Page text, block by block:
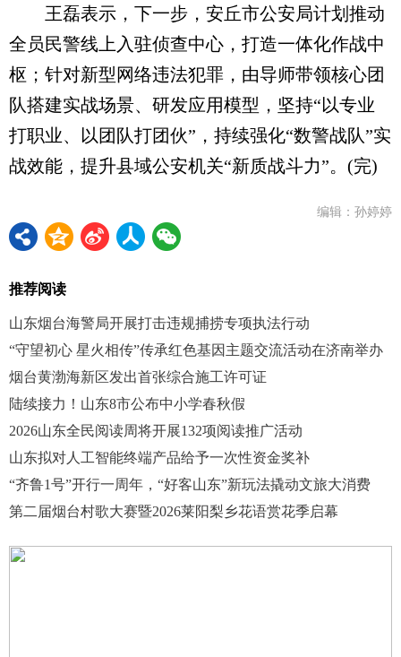
王磊表示，下一步，安丘市公安局计划推动
全员民警线上入驻侦查中心，打造一体化作战中
枢；针对新型网络违法犯罪，由导师带领核心团
队搭建实战场景、研发应用模型，坚持“以专业
打职业、以团队打团伙”，持续强化“数警战队”实
战效能，提升县域公安机关“新质战斗力”。(完)
编辑：孙婷婷
推荐阅读
山东烟台海警局开展打击违规捕捞专项执法行动
“守望初心 星火相传”传承红色基因主题交流活动在济南举办
烟台黄渤海新区发出首张综合施工许可证
陆续接力！山东8市公布中小学春秋假
2026山东全民阅读周将开展132项阅读推广活动
山东拟对人工智能终端产品给予一次性资金奖补
“齐鲁1号”开行一周年，“好客山东”新玩法撬动文旅大消费
第二届烟台村歌大赛暨2026莱阳梨乡花语赏花季启幕